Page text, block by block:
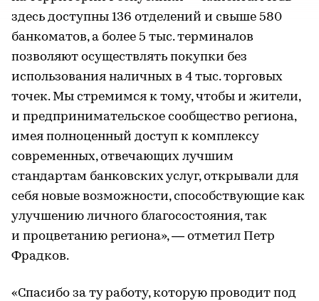
здесь доступны 136 отделений и свыше 580
банкоматов, а более 5 тыс. терминалов
позволяют осуществлять покупки без
использования наличных в 4 тыс. торговых
точек. Мы стремимся к тому, чтобы и жители,
и предпринимательское сообщество региона,
имея полноценный доступ к комплексу
современных, отвечающих лучшим
стандартам банковских услуг, открывали для
себя новые возможности, способствующие как
улучшению личного благосостояния, так
и процветанию региона», — отметил Петр
Фрадков.
«Спасибо за ту работу, которую проводит под